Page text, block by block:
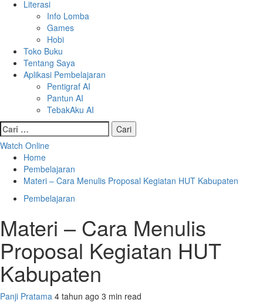
Literasi
Info Lomba
Games
Hobi
Toko Buku
Tentang Saya
Aplikasi Pembelajaran
Pentigraf AI
Pantun AI
TebakAku AI
Cari
untuk:
Watch Online
Home
Pembelajaran
Materi – Cara Menulis Proposal Kegiatan HUT Kabupaten
Pembelajaran
Materi – Cara Menulis
Proposal Kegiatan HUT
Kabupaten
Panji Pratama 4 tahun ago 3 min read